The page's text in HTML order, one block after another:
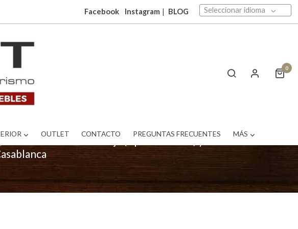
Facebook Instagram | BLOG Seleccionar idioma
0
OUTLET CONTACTO PREGUNTAS FRECUENTES MÁS
de licores en forja (tipo industrial) y barras